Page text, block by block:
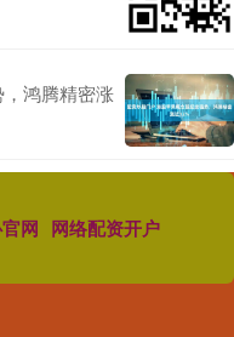
鸿腾精密涨
网 网络配资开户